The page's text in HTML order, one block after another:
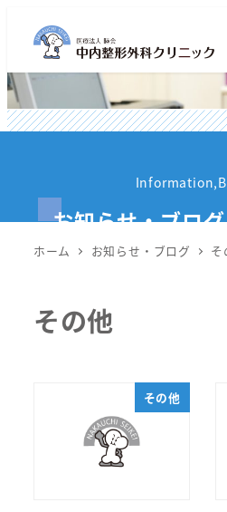
ン
コ
ン
へ
お知らせ・ブログ
ホーム お知らせ・ブログ そ
その他
その他